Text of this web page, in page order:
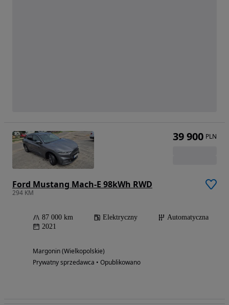
Ford Mustang Mach-E 98kWh RWD
294 KM
87 000 km Elektryczny
Automatyczna
2021
Margonin (Wielkopolskie)
Prywatny sprzedawca • Opublikowano
39 900 PLN